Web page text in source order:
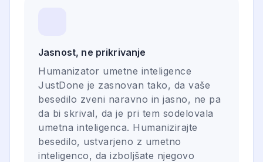
Jasnost, ne prikrivanje
Humanizator umetne inteligence
JustDone je zasnovan tako, da vaše
besedilo zveni naravno in jasno, ne pa
da bi skrival, da je pri tem sodelovala
umetna inteligenca. Humanizirajte
besedilo, ustvarjeno z umetno
inteligenco, da izboljšate njegovo